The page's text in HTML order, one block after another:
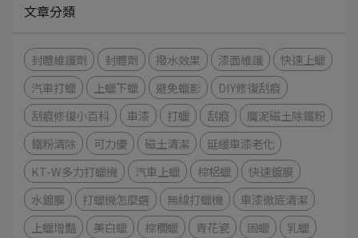
文章分類
封體維護劑 封體劑 撥水效果 漆面維護
快速上蠟
汽車打蠟
上蠟下蠟 避免蠟影
DIY修復刮痕
刮痕修復小百科
車漆 打蠟 刮痕
魔泥磁土除鐵粉
鐵粉清除
可力優 磁土清潔
延緩車漆老化
KT-W多力打蠟機
汽車上蠟 棕梠蠟
快速鍍膜
水鍍膜
打蠟機怎麼選 無線打蠟機
車漆徹底清潔
上蠟增豔
美白蠟 棕櫚蠟 青花瓷 固蠟
乳蠟